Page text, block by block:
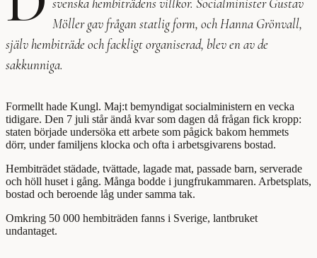
svenska hembiträdens villkor. Socialminister Gustav
Möller gav frågan statlig form, och Hanna Grönvall,
själv hembiträde och fackligt organiserad, blev en av de
sakkunniga.
Formellt hade Kungl. Maj:t bemyndigat socialministern en vecka
tidigare. Den 7 juli står ändå kvar som dagen då frågan fick kropp:
staten började undersöka ett arbete som pågick bakom hemmets
dörr, under familjens klocka och ofta i arbetsgivarens bostad.
Hembiträdet städade, tvättade, lagade mat, passade barn, serverade
och höll huset i gång. Många bodde i jungfrukammaren. Arbetsplats,
bostad och beroende låg under samma tak.
Omkring 50 000 hembiträden fanns i Sverige, lantbruket
undantaget.